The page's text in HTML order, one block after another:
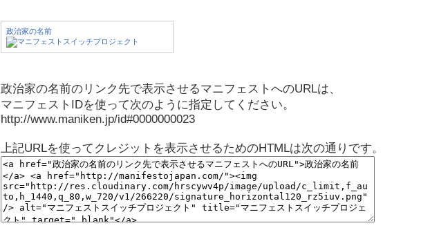
政治家の名前
政治家の名前のリンク先で表示させるマニフェストへのURLは、
マニフェストIDを使って次のように指定してください。
http://www.maniken.jp/id#0000000023
上記URLを使ってクレジットを表示させるためのHTMLは次の通りです。